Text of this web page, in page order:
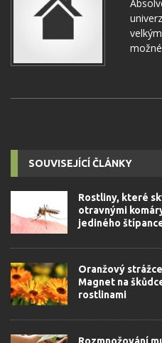
SOUVISEJÍCÍ ČLÁNKY
Rostliny, které
otravnými
jediného
Oranžový
Magnet na
rostlinami